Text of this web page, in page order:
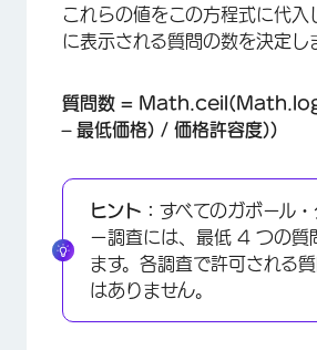
これらの値をこの方程式に代入
に表示される質問の数を決定し
質問数 =
– 最低価格) / 価格許容度))
ヒント： すべてのガボール
ー調査には、最低 4 つの質
ます。各調査で許可される
はありません。